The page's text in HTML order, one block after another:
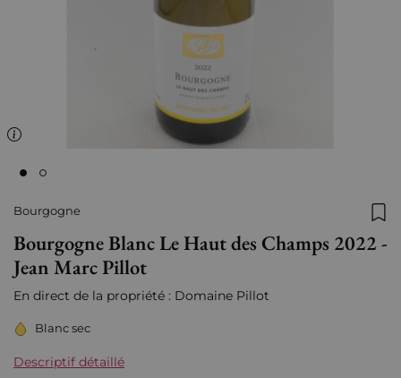
Bourgogne
Bourgogne Blanc Le Haut des Champs 2022 -
Jean Marc Pillot
En direct de la propriété : Domaine Pillot
Blanc sec
Descriptif détaillé